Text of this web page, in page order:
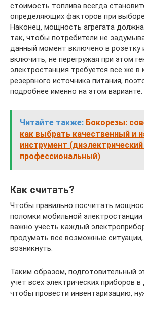
стоимость топлива всегда
определяющих факторов при
Наконец, мощность агрегата
так, чтобы потребители не
данный момент включено в
включить, не перегружая при этом
электростанция требуется всё же в
резервного источника питания,
подробнее именно на этом варианте.
Читайте также: Бокорезы:
как выбрать качественный и
инструмент
профессиональный)
Как считать?
Чтобы правильно посчитать
поломки мобильной
важно учесть каждый
продумать все возможные
возникнуть.
Таким образом, подготовительный
учет всех электрических приборов
чтобы провести инвентаризацию,